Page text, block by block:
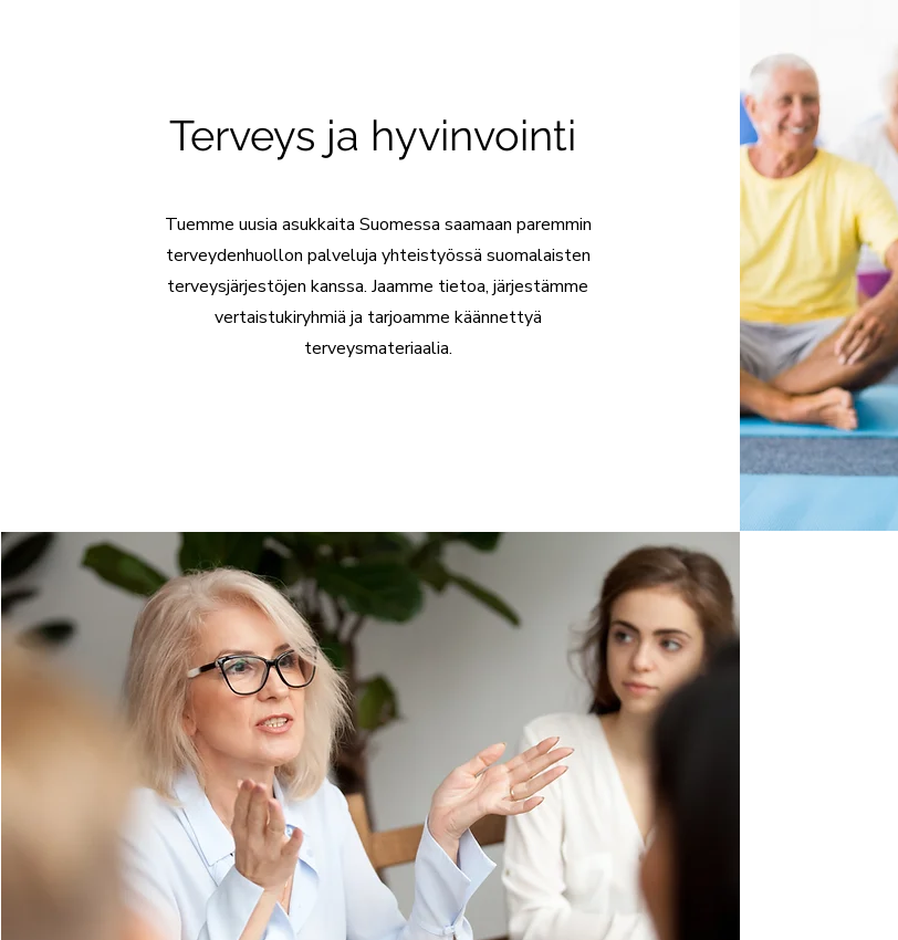
Terveys ja hyvinvointi
Tuemme uusia asukkaita Suomessa saamaan paremmin
terveydenhuollon palveluja yhteistyössä suomalaisten
terveysjärjestöjen kanssa. Jaamme tietoa, järjestämme
vertaistukiryhmiä ja tarjoamme käännettyä
terveysmateriaalia.